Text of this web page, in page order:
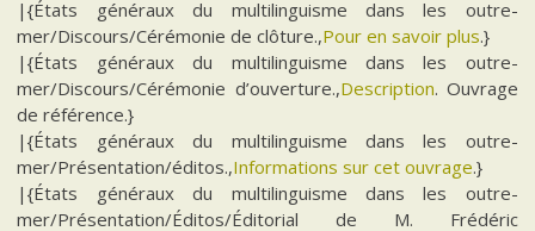
|{États généraux du multilinguisme dans les outre-
mer/Discours/Cérémonie de clôture.,Pour en savoir plus.}
|{États généraux du multilinguisme dans les outre-
mer/Discours/Cérémonie d’ouverture.,Description. Ouvrage
de référence.}
|{États généraux du multilinguisme dans les outre-
mer/Présentation/éditos.,Informations sur cet ouvrage.}
|{États généraux du multilinguisme dans les outre-
mer/Présentation/Éditos/Éditorial de M. Frédéric